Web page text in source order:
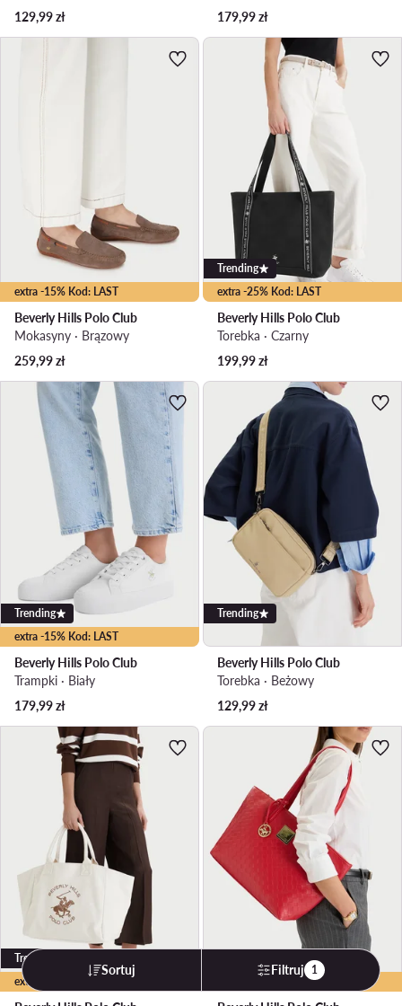
129,99zł
179,99zł
extra -15% Kod: LAST
Beverly Hills Polo Club
Mokasyny · Brązowy
259,99zł
extra -25% Kod: LAST
Trending
Beverly Hills Polo Club
Torebka · Czarny
199,99zł
extra -15% Kod: LAST
Trending
Beverly Hills Polo Club
Trampki · Biały
179,99zł
Trending
Beverly Hills Polo Club
Torebka · Beżowy
129,99zł
extra -25% Kod: LAST
Trending
extra -25% Kod: LAST
Sortuj Filtruj 1